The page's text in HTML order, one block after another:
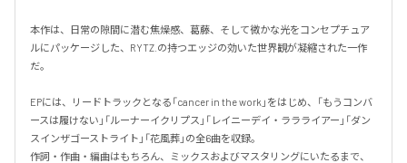
本作は、日常の隙間に潜む焦燥感、葛藤、そして微かな光をコンセプチュア
ルにパッケージした、RYTZ.の持つエッジの効いた世界観が凝縮された一作
だ。
EPには、リードトラックとなる「cancer in the work」をはじめ、「もうコンバ
ースは履けない」「ルーナーイクリプス」「レイニーデイ・ララライアー」「ダン
スインザゴーストライト」「花風葬」の全6曲を収録。
作詞・作曲・編曲はもちろん、ミックスおよびマスタリングにいたるまで、